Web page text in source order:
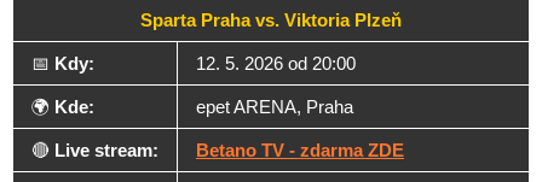
Sparta Praha vs. Viktoria Plzeň
📅 Kdy: 12. 5. 2026 od 20:00
🌍 Kde: epet ARENA, Praha
🔴 Live stream: Betano TV - zdarma ZDE